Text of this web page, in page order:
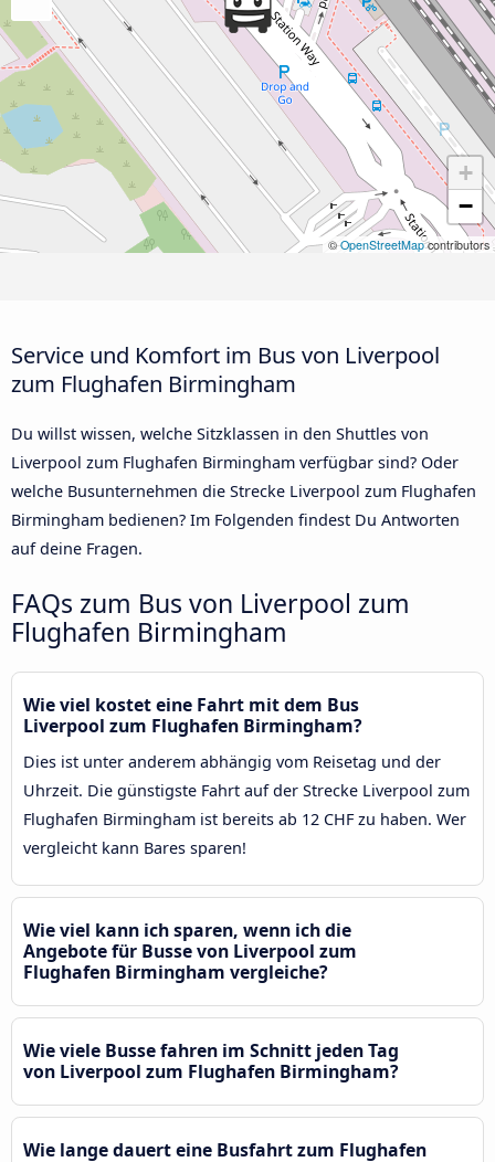
+
−
©OpenStreetMapcontributors
Service und Komfort im Bus von Liverpool
zum Flughafen Birmingham
Du willst wissen, welche Sitzklassen in den Shuttles von
Liverpool zum Flughafen Birmingham verfügbar sind? Oder
welche Busunternehmen die Strecke Liverpool zum Flughafen
Birmingham bedienen? Im Folgenden findest Du Antworten
auf deine Fragen.
FAQs zum Bus von Liverpool zum
Flughafen Birmingham
Wie viel kostet eine Fahrt mit dem Bus
Liverpool zum Flughafen Birmingham?
Dies ist unter anderem abhängig vom Reisetag und der
Uhrzeit. Die günstigste Fahrt auf der Strecke Liverpool zum
Flughafen Birmingham ist bereits ab 12 CHF zu haben. Wer
vergleicht kann Bares sparen!
Wie viel kann ich sparen, wenn ich die
Angebote für Busse von Liverpool zum
Flughafen Birmingham vergleiche?
Wie viele Busse fahren im Schnitt jeden Tag
von Liverpool zum Flughafen Birmingham?
Wie lange dauert eine Busfahrt zum Flughafen